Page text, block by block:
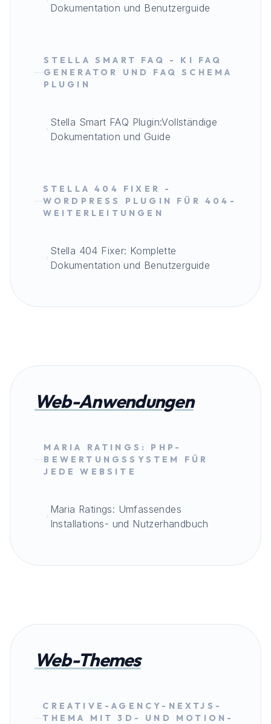
Dokumentation und Benutzerguide
STELLA SMART FAQ - KI FAQ
GENERATOR UND FAQ SCHEMA
PLUGIN
Stella Smart FAQ Plugin:Vollständige
Dokumentation und Guide
STELLA 404 FIXER -
WORDPRESS PLUGIN FÜR 404-
WEITERLEITUNGEN
Stella 404 Fixer: Komplette
Dokumentation und Benutzerguide
Web-Anwendungen
MARIA RATINGS: PHP-
BEWERTUNGSSYSTEM FÜR
JEDE WEBSITE
Maria Ratings: Umfassendes
Installations- und Nutzerhandbuch
Web-Themes
CREATIVE-AGENCY-NEXTJS-
THEMA MIT 3D- UND MOTION-